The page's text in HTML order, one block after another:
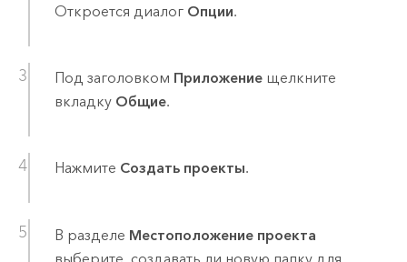
Откроется диалог Опции.
Под заголовком Приложениещелкните
вкладку Общие.
Нажмите Создать проекты.
В разделе Местоположение проекта
выберите, создавать ли новую папку для